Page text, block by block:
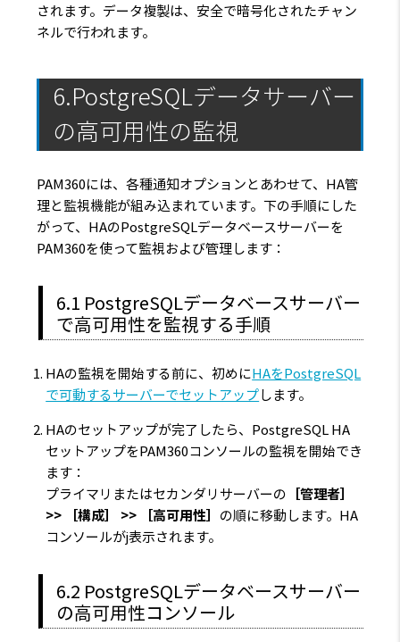
されます。データ複製は、安全で暗号化されたチャン
ネルで行われます。
6.PostgreSQLデータサーバー
の高可用性の監視
PAM360には、各種通知オプションとあわせて、HA管
理と監視機能が組み込まれています。下の手順にした
がって、HAのPostgreSQLデータベースサーバーを
PAM360を使って監視および管理します：
6.1 PostgreSQLデータベースサーバー
で高可用性を監視する手順
HAの監視を開始する前に、初めにHAをPostgreSQL
で可動するサーバーでセットアップします。
HAのセットアップが完了したら、PostgreSQL HA
セットアップをPAM360コンソールの監視を開始でき
ます：
プライマリまたはセカンダリサーバーの ［管理者］
>> ［構成］ >> ［高可用性］ の順に移動します。HA
コンソールがj表示されます。
6.2 PostgreSQLデータベースサーバー
の高可用性コンソール